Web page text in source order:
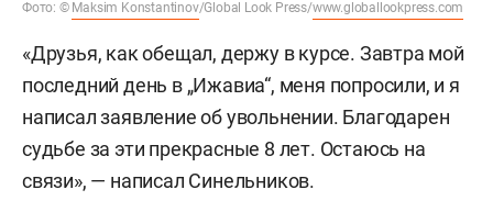
Фото: © Maksim Konstantinov/Global Look Press/www.globallookpress.com
«Друзья, как обещал, держу в курсе. Завтра мой
последний день в „Ижавиа“, меня попросили, и я
написал заявление об увольнении. Благодарен
судьбе за эти прекрасные 8 лет. Остаюсь на
связи», — написал Синельников.